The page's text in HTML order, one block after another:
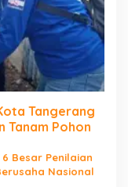
Tangerang
Tanam Pohon
Besar Penilaian
Nasional